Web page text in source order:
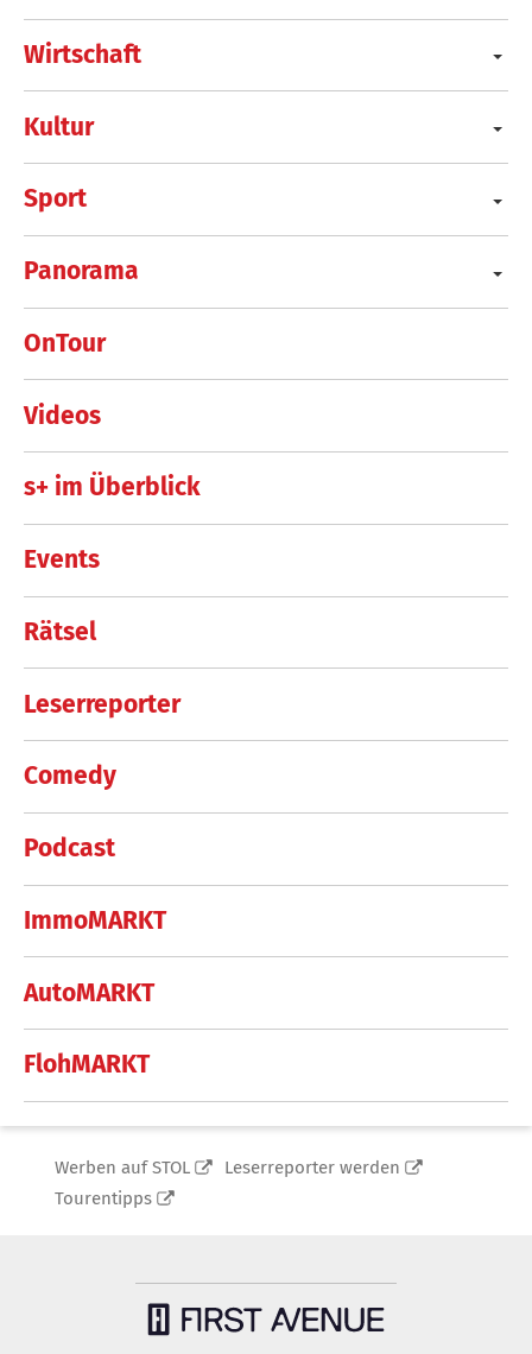
Wirtschaft
Kultur
Sport
Panorama
OnTour
Videos
s+ im Überblick
Events
Rätsel
Leserreporter
Comedy
Podcast
ImmoMARKT
AutoMARKT
FlohMARKT
Werben auf STOL
Leserreporter werden
Tourentipps